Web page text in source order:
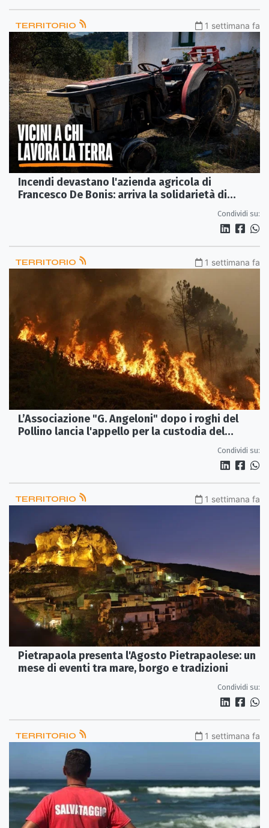
TERRITORIO 1 settimana fa
Incendi devastano l'azienda agricola di
Francesco De Bonis: arriva la solidarietà di
Condividi su:
TERRITORIO 1 settimana fa
L’Associazione "G. Angeloni" dopo i roghi del
Pollino lancia l'appello per la custodia del
Condividi su:
TERRITORIO 1 settimana fa
Pietrapaola presenta l'Agosto Pietrapaolese: un
mese di eventi tra mare, borgo e tradizioni
Condividi su:
TERRITORIO 1 settimana fa